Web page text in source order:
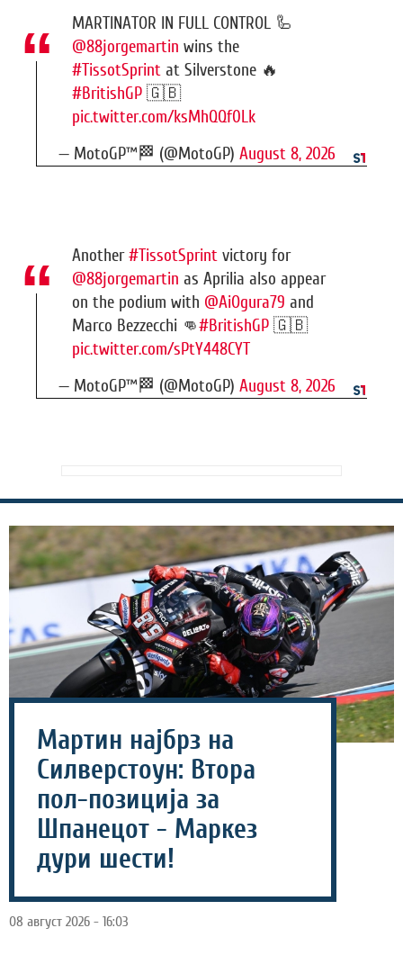
MARTINATOR IN FULL CONTROL 🦾
@88jorgemartin wins the
#TissotSprint at Silverstone 🔥
#BritishGP 🇬🇧
pic.twitter.com/ksMhQQf0Lk
— MotoGP™🏁 (@MotoGP) August 8, 2026
Another#TissotSprint victory for
@88jorgemartin as Aprilia also appear
on the podium with @AiOgura79 and
Marco Bezzecchi 👊#BritishGP 🇬🇧
pic.twitter.com/sPtY448CYT
— MotoGP™🏁 (@MotoGP) August 8, 2026
Мартин најбрз на
Силверстоун: Втора
пол-позиција за
Шпанецот - Маркез
дури шести!
08 август 2026 - 16:03